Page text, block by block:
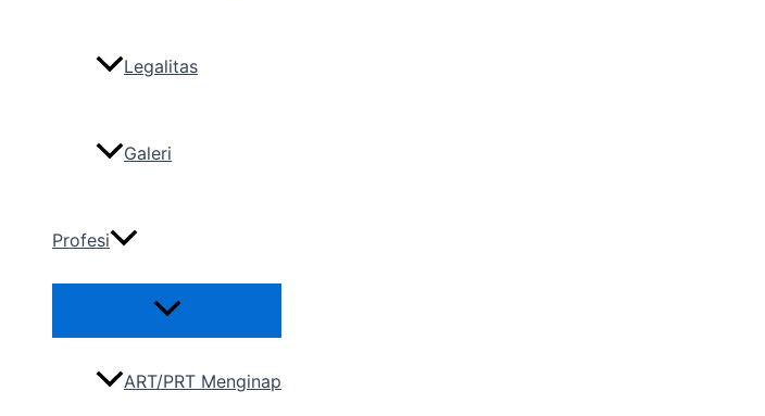
Legalitas
Galeri
Profesi
ART/PRT Menginap